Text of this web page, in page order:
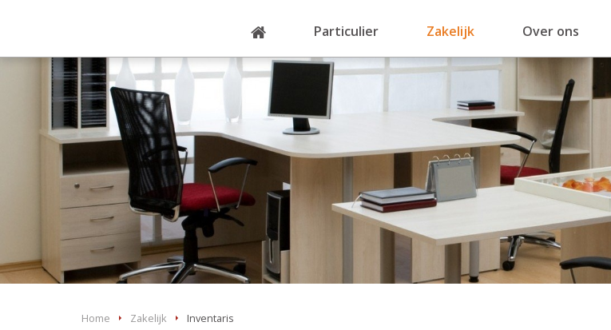
Particulier Zakelijk Over ons
Home Zakelijk Inventaris